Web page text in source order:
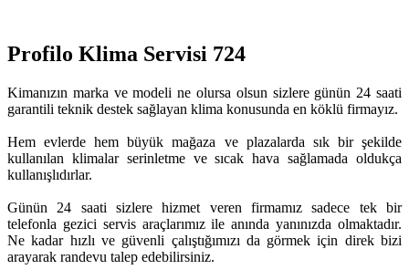
Profilo Klima Servisi 724
Kimanızın marka ve modeli ne olursa olsun sizlere günün 24 saati
garantili teknik destek sağlayan klima konusunda en köklü firmayız.
Hem evlerde hem büyük mağaza ve plazalarda sık bir şekilde
kullanılan klimalar serinletme ve sıcak hava sağlamada oldukça
kullanışlıdırlar.
Günün 24 saati sizlere hizmet veren firmamız sadece tek bir
telefonla gezici servis araçlarımız ile anında yanınızda olmaktadır.
Ne kadar hızlı ve güvenli çalıştığımızı da görmek için direk bizi
arayarak randevu talep edebilirsiniz.